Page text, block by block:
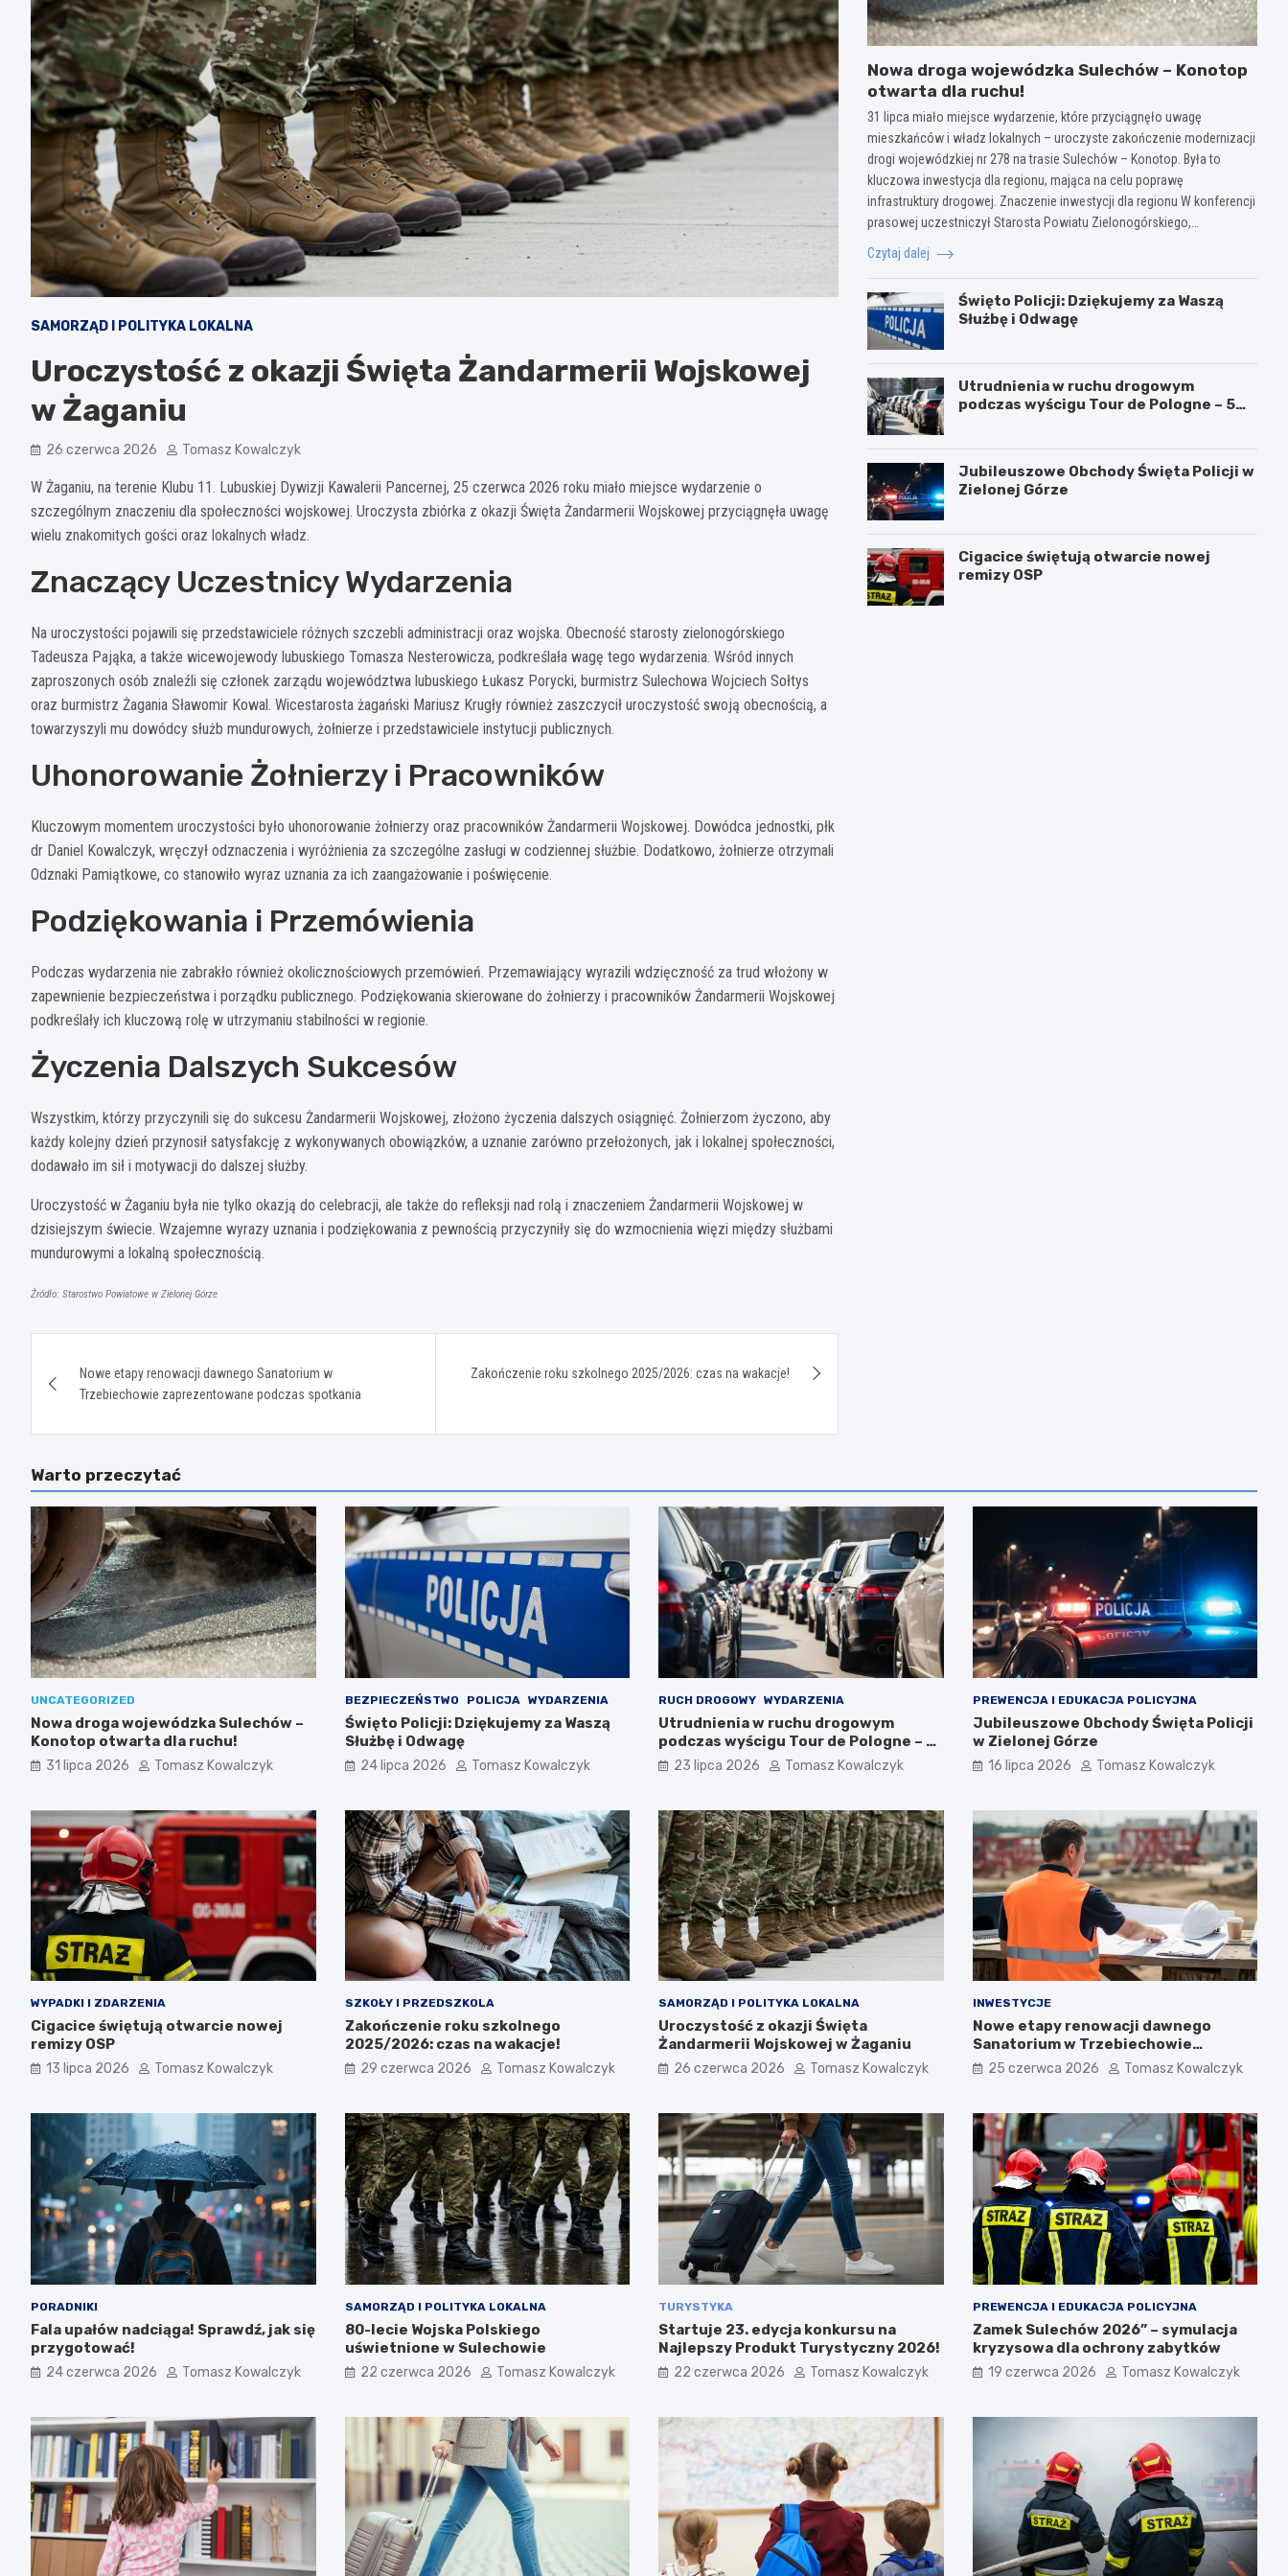
SAMORZĄD I POLITYKA LOKALNA
Uroczystość z okazji Święta Żandarmerii Wojskowej
w Żaganiu
26 czerwca 2026 Tomasz Kowalczyk
W Żaganiu, na terenie Klubu 11. Lubuskiej Dywizji Kawalerii Pancernej, 25 czerwca 2026 roku miało miejsce wydarzenie o
szczególnym znaczeniu dla społeczności wojskowej. Uroczysta zbiórka z okazji Święta Żandarmerii Wojskowej przyciągnęła uwagę
wielu znakomitych gości oraz lokalnych władz.
Znaczący Uczestnicy Wydarzenia
Na uroczystości pojawili się przedstawiciele różnych szczebli administracji oraz wojska. Obecność starosty zielonogórskiego
Tadeusza Pająka, a także wicewojewody lubuskiego Tomasza Nesterowicza, podkreślała wagę tego wydarzenia. Wśród innych
zaproszonych osób znaleźli się członek zarządu województwa lubuskiego Łukasz Porycki, burmistrz Sulechowa Wojciech Sołtys
oraz burmistrz Żagania Sławomir Kowal. Wicestarosta żagański Mariusz Krugły również zaszczycił uroczystość swoją obecnością, a
towarzyszyli mu dowódcy służb mundurowych, żołnierze i przedstawiciele instytucji publicznych.
Uhonorowanie Żołnierzy i Pracowników
Kluczowym momentem uroczystości było uhonorowanie żołnierzy oraz pracowników Żandarmerii Wojskowej. Dowódca jednostki, płk
dr Daniel Kowalczyk, wręczył odznaczenia i wyróżnienia za szczególne zasługi w codziennej służbie. Dodatkowo, żołnierze otrzymali
Odznaki Pamiątkowe, co stanowiło wyraz uznania za ich zaangażowanie i poświęcenie.
Podziękowania i Przemówienia
Podczas wydarzenia nie zabrakło również okolicznościowych przemówień. Przemawiający wyrazili wdzięczność za trud włożony w
zapewnienie bezpieczeństwa i porządku publicznego. Podziękowania skierowane do żołnierzy i pracowników Żandarmerii Wojskowej
podkreślały ich kluczową rolę w utrzymaniu stabilności w regionie.
Życzenia Dalszych Sukcesów
Wszystkim, którzy przyczynili się do sukcesu Żandarmerii Wojskowej, złożono życzenia dalszych osiągnięć. Żołnierzom życzono, aby
każdy kolejny dzień przynosił satysfakcję z wykonywanych obowiązków, a uznanie zarówno przełożonych, jak i lokalnej społeczności,
dodawało im sił i motywacji do dalszej służby.
Uroczystość w Żaganiu była nie tylko okazją do celebracji, ale także do refleksji nad rolą i znaczeniem Żandarmerii Wojskowej w
dzisiejszym świecie. Wzajemne wyrazy uznania i podziękowania z pewnością przyczyniły się do wzmocnienia więzi między służbami
mundurowymi a lokalną społecznością.
Źródło: Starostwo Powiatowe w Zielonej Górze
wpisuNowe etapy renowacji dawnego Sanatorium w
Trzebiechowie zaprezentowane podczas spotkania
Zakończenie roku szkolnego 2025/2026: czas na wakacje!
Nowa droga wojewódzka Sulechów – Konotop
otwarta dla ruchu!
31 lipca miało miejsce wydarzenie, które przyciągnęło uwagę
mieszkańców i władz lokalnych – uroczyste zakończenie modernizacji
drogi wojewódzkiej nr 278 na trasie Sulechów – Konotop. Była to
kluczowa inwestycja dla regionu, mająca na celu poprawę
infrastruktury drogowej. Znaczenie inwestycji dla regionu W konferencji
prasowej uczestniczył Starosta Powiatu Zielonogórskiego,…
Czytaj dalej
Święto Policji: Dziękujemy za Waszą
Służbę i Odwagę
Utrudnienia w ruchu drogowym
podczas wyścigu Tour de Pologne – 5
Jubileuszowe Obchody Święta Policji w
Zielonej Górze
Cigacice świętują otwarcie nowej
remizy OSP
Warto przeczytać
UNCATEGORIZED
Nowa droga wojewódzka Sulechów –
Konotop otwarta dla ruchu!
31 lipca 2026 Tomasz Kowalczyk
BEZPIECZEŃSTWO POLICJA WYDARZENIA
Święto Policji: Dziękujemy za Waszą
Służbę i Odwagę
24 lipca 2026 Tomasz Kowalczyk
RUCH DROGOWY WYDARZENIA
Utrudnienia w ruchu drogowym
podczas wyścigu Tour de Pologne – 5
sierpnia 2026!
23 lipca 2026 Tomasz Kowalczyk
PREWENCJA I EDUKACJA POLICYJNA
Jubileuszowe Obchody Święta Policji
w Zielonej Górze
16 lipca 2026 Tomasz Kowalczyk
WYPADKI I ZDARZENIA
Cigacice świętują otwarcie nowej
remizy OSP
13 lipca 2026 Tomasz Kowalczyk
SZKOŁY I PRZEDSZKOLA
Zakończenie roku szkolnego
2025/2026: czas na wakacje!
29 czerwca 2026 Tomasz Kowalczyk
SAMORZĄD I POLITYKA LOKALNA
Uroczystość z okazji Święta
Żandarmerii Wojskowej w Żaganiu
26 czerwca 2026 Tomasz Kowalczyk
INWESTYCJE
Nowe etapy renowacji dawnego
Sanatorium w Trzebiechowie
zaprezentowane podczas spotkania
25 czerwca 2026 Tomasz Kowalczyk
PORADNIKI
Fala upałów nadciąga! Sprawdź, jak się
przygotować!
24 czerwca 2026 Tomasz Kowalczyk
SAMORZĄD I POLITYKA LOKALNA
80-lecie Wojska Polskiego
uświetnione w Sulechowie
22 czerwca 2026 Tomasz Kowalczyk
TURYSTYKA
Startuje 23. edycja konkursu na
Najlepszy Produkt Turystyczny 2026!
22 czerwca 2026 Tomasz Kowalczyk
PREWENCJA I EDUKACJA POLICYJNA
Zamek Sulechów 2026” – symulacja
kryzysowa dla ochrony zabytków
19 czerwca 2026 Tomasz Kowalczyk